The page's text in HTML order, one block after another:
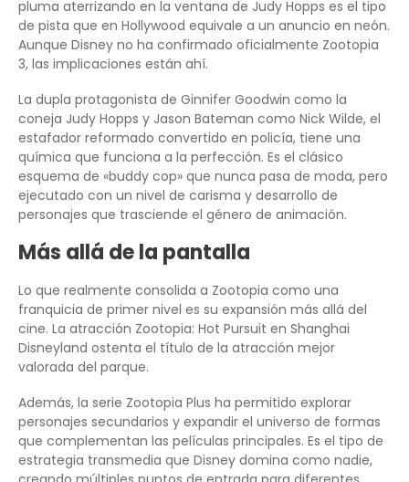
pluma aterrizando en la ventana de Judy Hopps es el tipo
de pista que en Hollywood equivale a un anuncio en neón.
Aunque Disney no ha confirmado oficialmente Zootopia
3, las implicaciones están ahí.
La dupla protagonista de Ginnifer Goodwin como la
coneja Judy Hopps y Jason Bateman como Nick Wilde, el
estafador reformado convertido en policía, tiene una
química que funciona a la perfección. Es el clásico
esquema de «buddy cop» que nunca pasa de moda, pero
ejecutado con un nivel de carisma y desarrollo de
personajes que trasciende el género de animación.
Más allá de la pantalla
Lo que realmente consolida a Zootopia como una
franquicia de primer nivel es su expansión más allá del
cine. La atracción Zootopia: Hot Pursuit en Shanghai
Disneyland ostenta el título de la atracción mejor
valorada del parque.
Además, la serie Zootopia Plus ha permitido explorar
personajes secundarios y expandir el universo de formas
que complementan las películas principales. Es el tipo de
estrategia transmedia que Disney domina como nadie,